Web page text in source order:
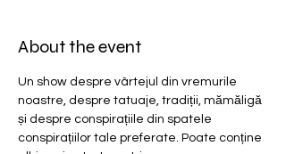
About the event
Un show despre vârtejul din vremurile
noastre, despre tatuaje, tradiții, mămăligă
și despre conspirațiile din spatele
conspirațiilor tale preferate. Poate conține